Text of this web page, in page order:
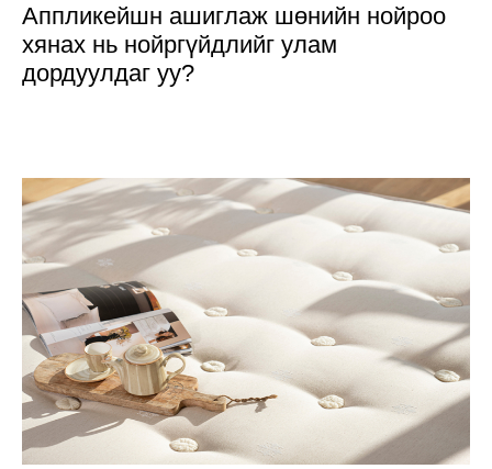
Аппликейшн ашиглаж шөнийн нойроо
хянах нь нойргүйдлийг улам
дордуулдаг уу?